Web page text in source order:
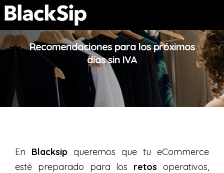
Recomendaciones para los próximos
días sin IVA
En Blacksip queremos que tu eCommerce
esté preparado para los retos operativos,